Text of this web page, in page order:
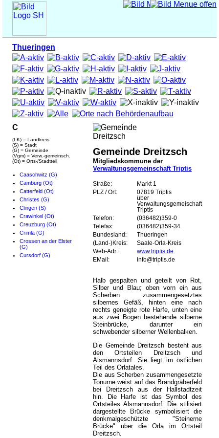
Thueringen
C
(LK) = Landkreis
(S) = Stadt
(G) = Gemeinde
(Vgm) = Verw.-gemeinsch.
(Ot) = Orts-/Stadtteil
Caaschwitz (G)
Camburg (Ot)
Catterfeld (Ot)
Christes (G)
Clingen (S)
Crawinkel (Ot)
Creuzburg (Ot)
Crimla (G)
Crossen an der Elster
(G)
Cursdorf (G)
Gemeinde Dreitzsch
Mitgliedskommune der
Verwaltungsgemeinschaft Triptis
Straße:
Markt 1
PLZ / Ort:
07819 Triptis
über
Verwaltungsgemeischaft
Triptis
Telefon:
(036482)359-0
Telefax:
(036482)359-34
Bundesland:
Thueringen
(Land-)Kreis:
Saale-Orla-Kreis
Web-Adr.:
www.triptis.de
EMail:
info@triptis.de
Halb gespalten und geteilt von Rot,
Silber und Blau; oben vorn ein aus
Scherben zusammengesetztes
silbernes Gefäß, hinten eine nach
rechts geneigte rote Harfe, unten eine
aus zwei Bogen bestehende silberne
Steinbrücke, darunter ein
schwebender silberner Wellenbalken.
Die Gemeinde Dreitzsch besteht aus
den Ortsteilen Dreitzsch und
Alsmannsdorf. Sie liegt im östlichen
Teil des Orlatales.
Die aus Scherben zusammengesetzte
Tonurne weist auf das Brandgräberfeld
bei Dreitzsch aus der Hallstadtzeit
hin. Die Harfe ist das Symbol des
Ortsteiles Alsmannsdorf. Die stilisiert
dargestellte Brücke symbolisiert die
denkmalgeschützte "Steinerne
Brücke" über die Orla im Ortsteil
Dreitzsch.